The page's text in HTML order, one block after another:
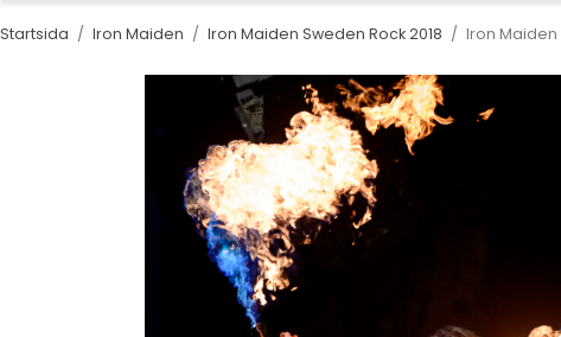
Startsida / Iron Maiden / Iron Maiden Sweden Rock 2018 / Iron Maiden